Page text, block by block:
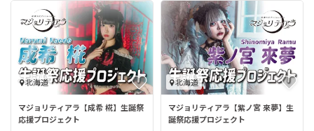
北海道
マジョリティアラ【成希 椛】生誕祭
応援プロジェクト
北海道
マジョリティアラ【紫ノ宮 來夢】生
誕祭応援プロジェクト